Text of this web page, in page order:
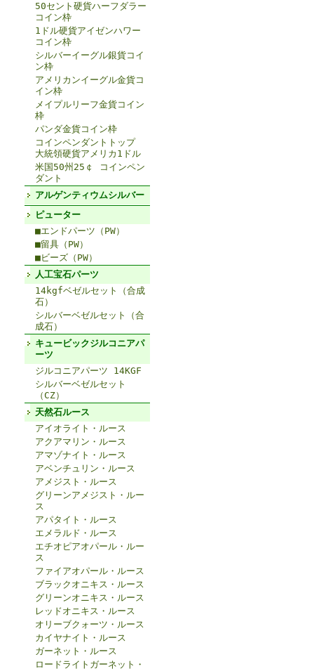
50セント硬貨ハーフダラー
コイン枠
1ドル硬貨アイゼンハワー
コイン枠
シルバーイーグル銀貨コイ
ン枠
アメリカンイーグル金貨コ
イン枠
メイプルリーフ金貨コイン
枠
パンダ金貨コイン枠
コインペンダントトップ
大統領硬貨アメリカ1ドル
米国50州25￠ コインペン
ダント
アルゲンティウムシルバー
ピューター
■エンドパーツ（PW）
■留具（PW）
■ビーズ（PW）
人工宝石パーツ
14kgfベゼルセット（合成
石）
シルバーベゼルセット（合
成石）
キュービックジルコニアパ
ーツ
ジルコニアパーツ 14KGF
シルバーベゼルセット
（CZ）
天然石ルース
アイオライト・ルース
アクアマリン・ルース
アマゾナイト・ルース
アベンチュリン・ルース
アメジスト・ルース
グリーンアメジスト・ルー
ス
アパタイト・ルース
エメラルド・ルース
エチオピアオパール・ルー
ス
ファイアオパール・ルース
ブラックオニキス・ルース
グリーンオニキス・ルース
レッドオニキス・ルース
オリーブクォーツ・ルース
カイヤナイト・ルース
ガーネット・ルース
ロードライトガーネット・